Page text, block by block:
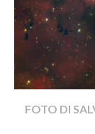
FOTO DI